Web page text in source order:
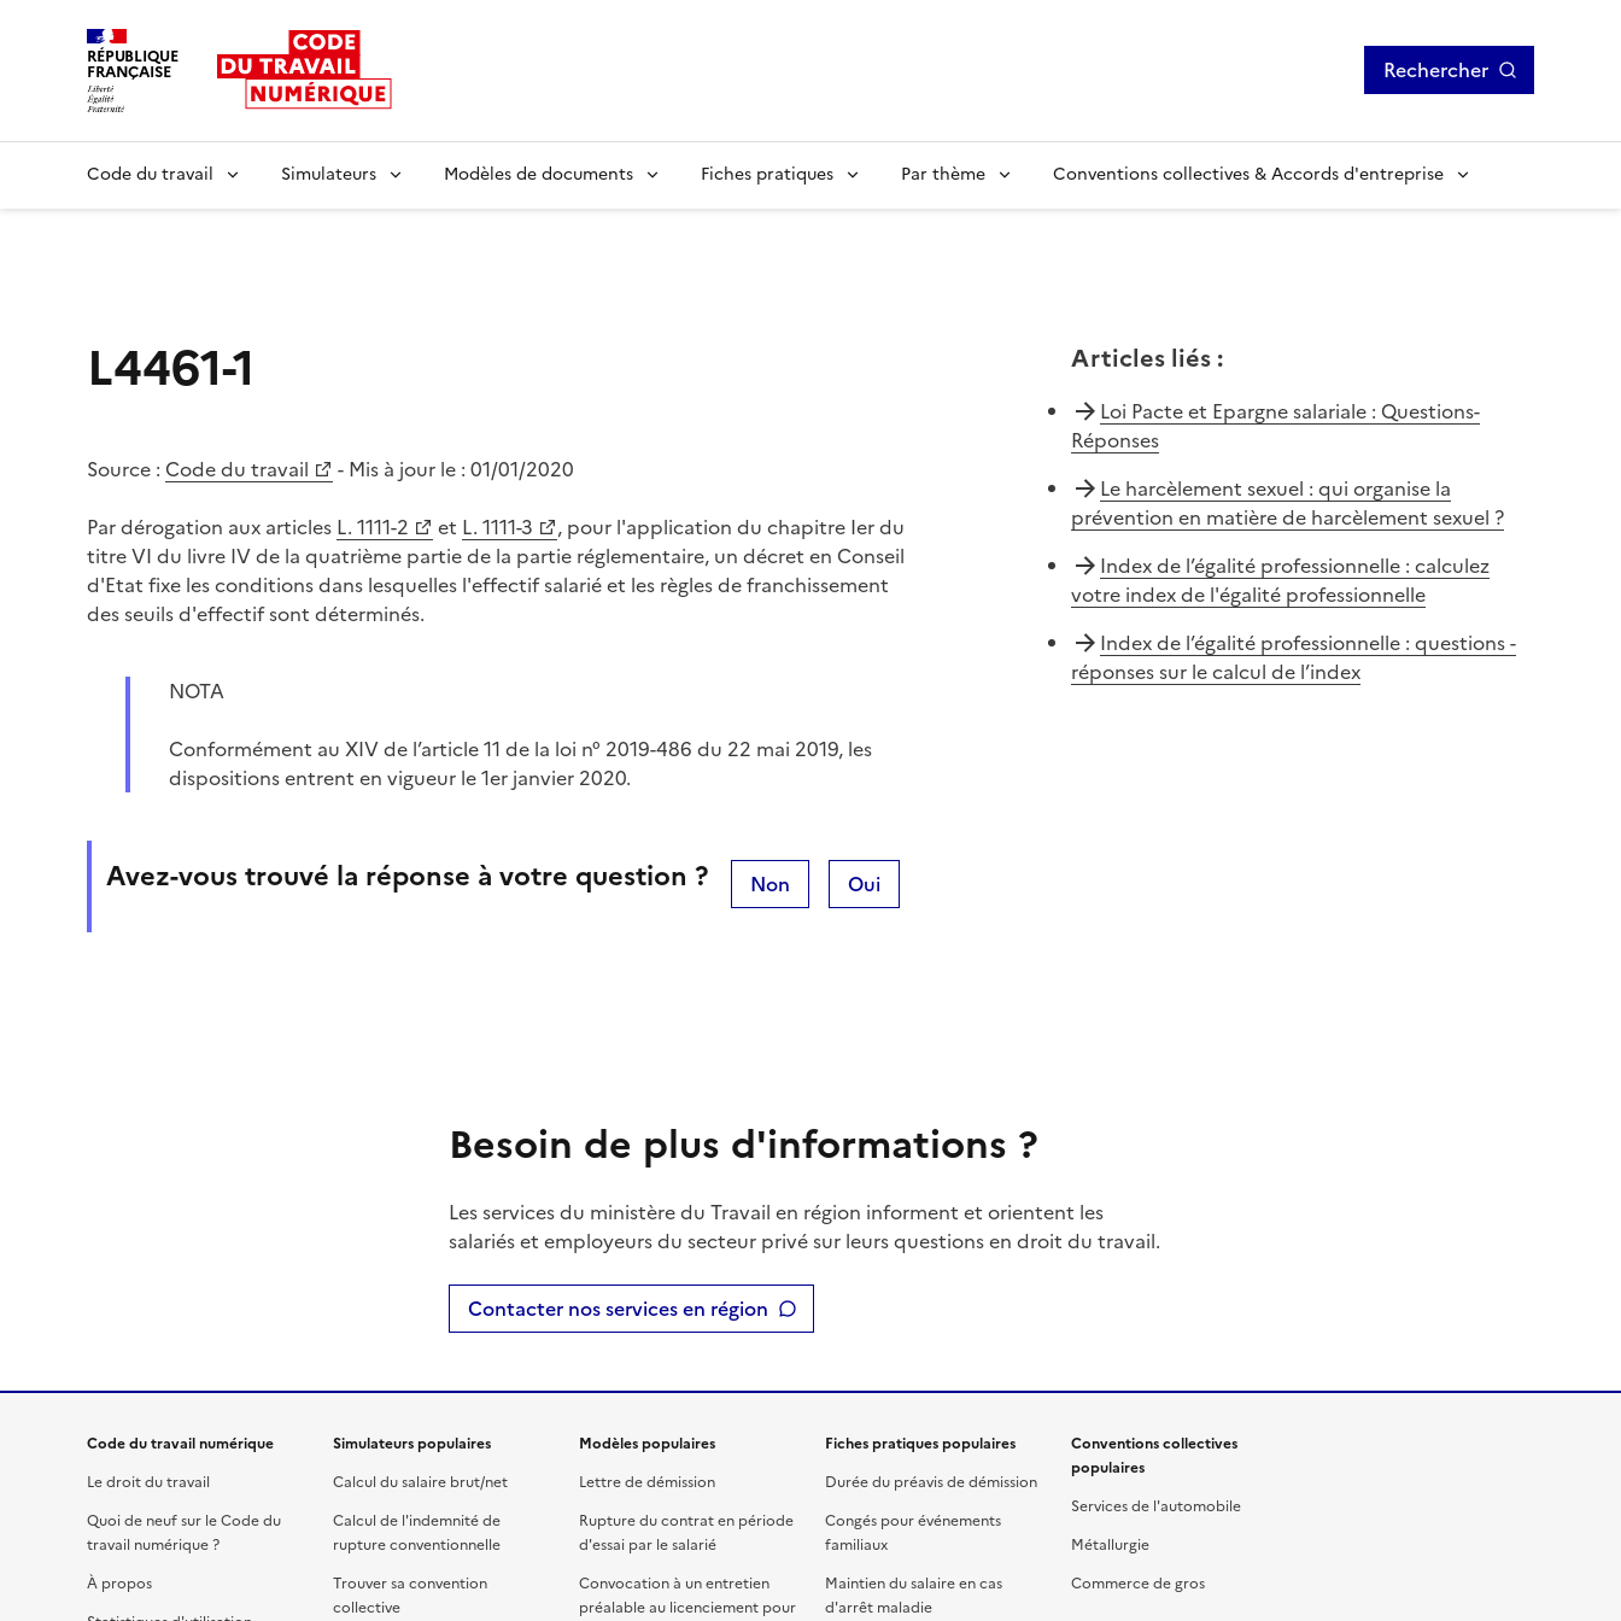
RÉPUBLIQUE
FRANÇAISE Rechercher
Code du travail Simulateurs Modèles de documents Fiches pratiques Par thème Conventions collectives & Accords d'entreprise
L4461-1
Source : Code du travail - Mis à jour le : 01/01/2020
Par dérogation aux articles L. 1111-2 et L. 1111-3
, pour l'application du chapitre Ier du
titre VI du livre IV de la quatrième partie de la partie réglementaire, un décret en Conseil
d'Etat fixe les conditions dans lesquelles l'effectif salarié et les règles de franchissement
des seuils d'effectif sont déterminés.
NOTA
Conformément au XIV de l’article 11 de la loi n° 2019-486 du 22 mai 2019, les
dispositions entrent en vigueur le 1er janvier 2020.
Avez-vous trouvé la réponse à votre question ? Non Oui
Articles liés:
Loi Pacte et Epargne salariale : Questions-
Réponses
Le harcèlement sexuel : qui organise la
prévention en matière de harcèlement sexuel ?
Index de l’égalité professionnelle : calculez
votre index de l'égalité professionnelle
Index de l’égalité professionnelle : questions -
réponses sur le calcul de l’index
Besoin de plus d'informations ?
Les services du ministère du Travail en région informent et orientent les
salariés et employeurs du secteur privé sur leurs questions en droit du travail.
Contacter nos services en région
Code du travail numérique
Le droit du travail
Quoi de neuf sur le Code du
travail numérique ?
À propos
Simulateurs populaires
Calcul du salaire brut/net
Calcul de l'indemnité de
rupture conventionnelle
Trouver sa convention
collective
Modèles populaires
Lettre de démission
Rupture du contrat en période
d'essai par le salarié
Convocation à un entretien
préalable au licenciement pour
Fiches pratiques populaires
Durée du préavis de démission
Congés pour événements
familiaux
Maintien du salaire en cas
d'arrêt maladie
Conventions collectives
populaires
Services de l'automobile
Métallurgie
Commerce de gros